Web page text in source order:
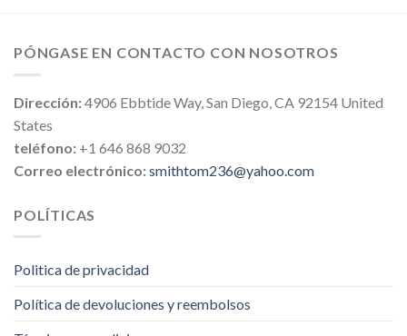
PÓNGASE EN CONTACTO CON NOSOTROS
Dirección:4906 Ebbtide Way, San Diego, CA 92154 United
States
teléfono: +1 646 868 9032
Correo electrónico:smithtom236@yahoo.com
POLÍTICAS
Politica de privacidad
Política de devoluciones y reembolsos